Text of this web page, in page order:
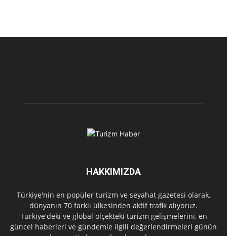
HAKKIMIZDA
Türkiye'nin en popüler turizm ve seyahat gazetesi olarak,
dünyanın 70 farklı ülkesinden aktif trafik alıyoruz.
Türkiye'deki ve global ölçekteki turizm gelişmelerini, en
güncel haberleri ve gündemle ilgili değerlendirmeleri günün